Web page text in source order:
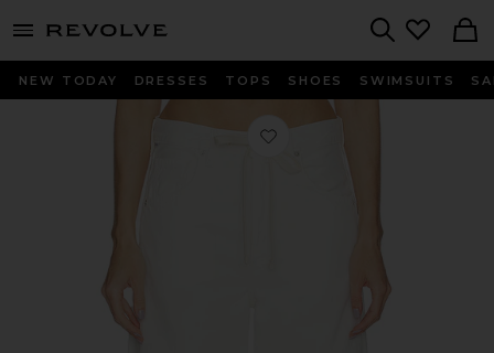
menu - shows more content
NEW TODAY DRESSES TOPS SHOES SWIMSUITS
Любимое БРЮКИ BRYNN